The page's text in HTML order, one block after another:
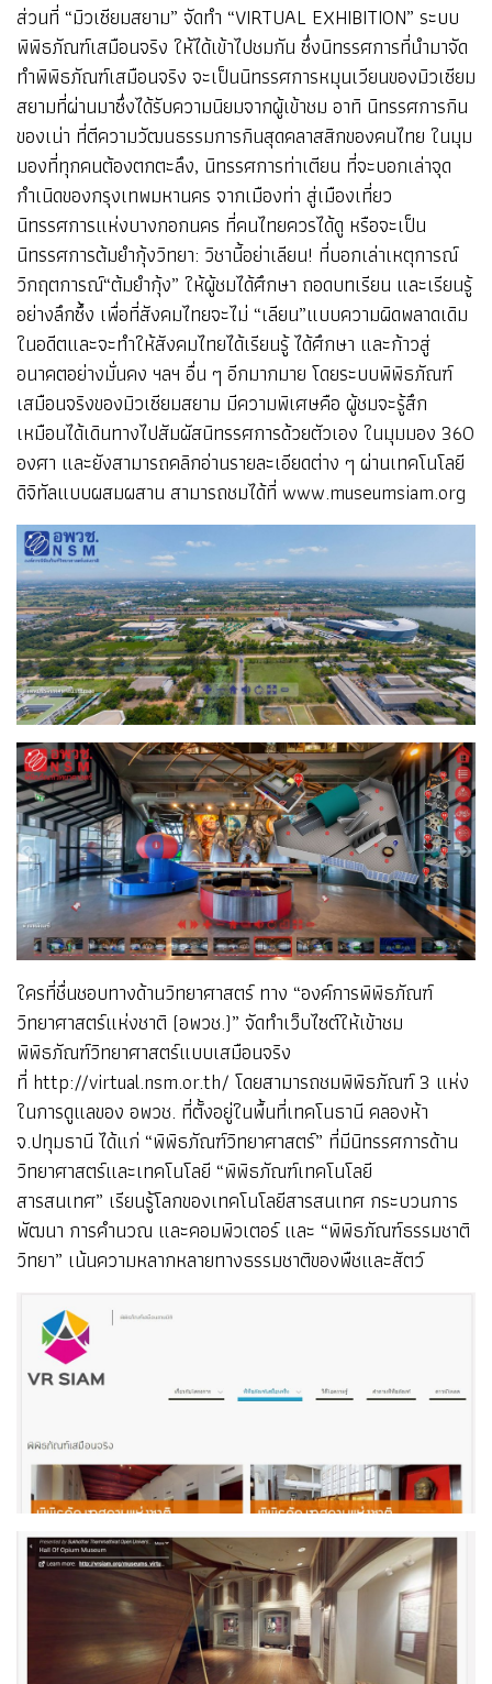
ส่วนที่ “มิวเซียมสยาม” จัดทำ “VIRTUAL EXHIBITION” ระบบ
พิพิธภัณฑ์เสมือนจริง ให้ได้เข้าไปชมกัน ซึ่งนิทรรศการที่นำมาจัด
ทำพิพิธภัณฑ์เสมือนจริง จะเป็นนิทรรศการหมุนเวียนของมิวเซียม
สยามที่ผ่านมาซึ่งได้รับความนิยมจากผู้เข้าชม อาทิ นิทรรศการกิน
ของเน่า ที่ตีความวัฒนธรรมการกินสุดคลาสสิกของคนไทย ในมุม
มองที่ทุกคนต้องตกตะลึง, นิทรรศการท่าเตียน ที่จะบอกเล่าจุด
กำเนิดของกรุงเทพมหานคร จากเมืองท่า สู่เมืองเที่ยว
นิทรรศการแห่งบางกอกนคร ที่คนไทยควรได้ดู หรือจะเป็น
นิทรรศการต้มยำกุ้งวิทยา: วิชานี้อย่าเลียน! ที่บอกเล่าเหตุการณ์
วิกฤตการณ์“ต้มยำกุ้ง” ให้ผู้ชมได้ศึกษา ถอดบทเรียน และเรียนรู้
อย่างลึกซึ้ง เพื่อที่สังคมไทยจะไม่ “เลียน”แบบความผิดพลาดเดิม
ในอดีตและจะทำให้สังคมไทยได้เรียนรู้ ได้ศึกษา และก้าวสู่
อนาคตอย่างมั่นคง ฯลฯ อื่น ๆ อีกมากมาย โดยระบบพิพิธภัณฑ์
เสมือนจริงของมิวเซียมสยาม มีความพิเศษคือ ผู้ชมจะรู้สึก
เหมือนได้เดินทางไปสัมผัสนิทรรศการด้วยตัวเอง ในมุมมอง 360
องศา และยังสามารถคลิกอ่านรายละเอียดต่าง ๆ ผ่านเทคโนโลยี
ดิจิทัลแบบผสมผสาน สามารถชมได้ที่ www.museumsiam.org
ใครที่ชื่นชอบทางด้านวิทยาศาสตร์ ทาง “องค์การพิพิธภัณฑ์
วิทยาศาสตร์แห่งชาติ (อพวช.)” จัดทำเว็บไซต์ให้เข้าชม
พิพิธภัณฑ์วิทยาศาสตร์แบบเสมือนจริง
ที่ http://virtual.nsm.or.th/ โดยสามารถชมพิพิธภัณฑ์ 3 แห่ง
ในการดูแลของ อพวช. ที่ตั้งอยู่ในพื้นที่เทคโนธานี คลองห้า
จ.ปทุมธานี ได้แก่ “พิพิธภัณฑ์วิทยาศาสตร์” ที่มีนิทรรศการด้าน
วิทยาศาสตร์และเทคโนโลยี “พิพิธภัณฑ์เทคโนโลยี
สารสนเทศ” เรียนรู้โลกของเทคโนโลยีสารสนเทศ กระบวนการ
พัฒนา การคำนวณ และคอมพิวเตอร์ และ “พิพิธภัณฑ์ธรรมชาติ
วิทยา” เน้นความหลากหลายทางธรรมชาติของพืชและสัตว์